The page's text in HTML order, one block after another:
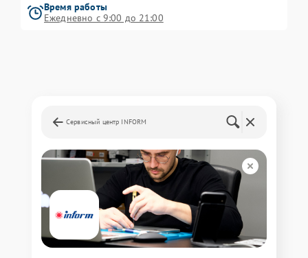
Время работы
Ежедневно с 9:00 до 21:00
Сервисный центр INFORM